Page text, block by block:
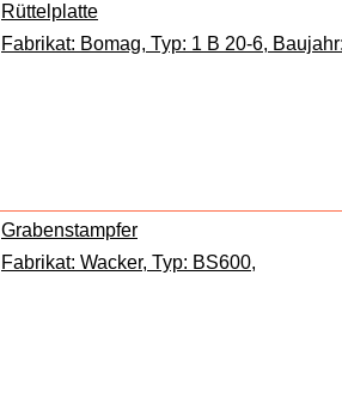
Rüttelplatte
Fabrikat: Bomag, Typ: 1 B 20-6,
Grabenstampfer
Fabrikat: Wacker, Typ: BS600,